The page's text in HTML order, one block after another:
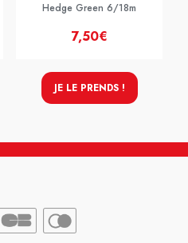
Hedge Green 6/18m
7,50€
JE LE PRENDS !